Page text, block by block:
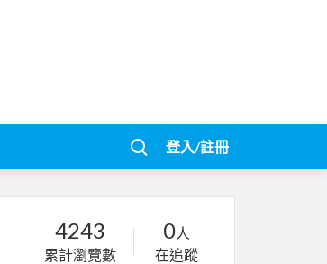
登入/註冊
4243
累計瀏覽數
0人
在追蹤